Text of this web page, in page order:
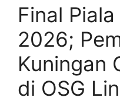
Final
2026;
Kuningan
di OSG